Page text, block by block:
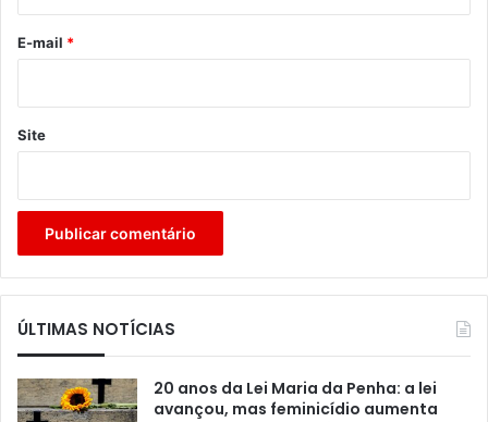
*
E-mail *
Site
ÚLTIMAS NOTÍCIAS
20 anos da Lei Maria da Penha: a lei
avançou, mas feminicídio aumenta